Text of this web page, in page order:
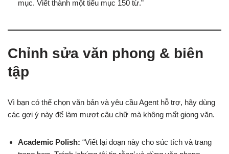
mục. Viết thành một tiểu mục 150 từ.”
Chỉnh sửa văn phong & biên
tập
Vì bạn có thể chọn văn bản và yêu cầu Agent hỗ trợ, hãy dùng
các gợi ý này để làm mượt câu chữ mà không mất giọng văn.
Academic Polish: “Viết lại đoạn này cho súc tích và trang